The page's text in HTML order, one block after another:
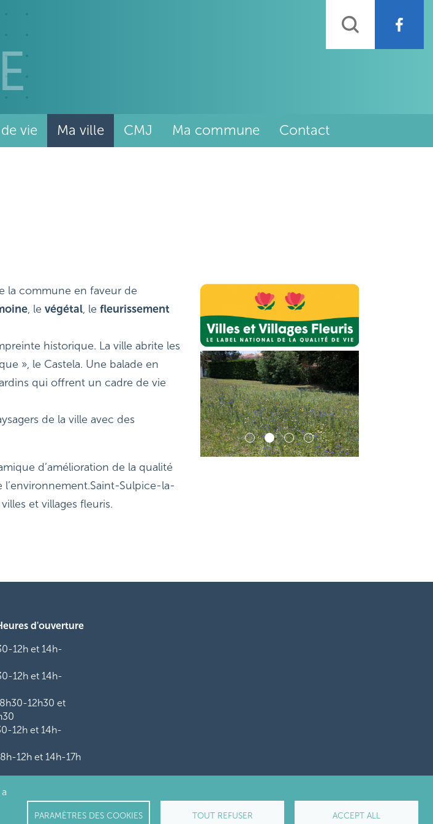
vie Ma ville CMJ Ma commune Contact
la commune en faveur de
, le végétal, le fleurissement
historique. La ville abrite les
», le Castela. Une balade en
qui offrent un cadre de vie
de la ville avec des
d’amélioration de la qualité
Sulpice-la-
et villages fleuris.
PARAMÈTRES DES COOKIES TOUT REFUSER ACCEPT ALL
d'ouverture
12h et 14h-
12h et 14h-
12h30 et
12h et 14h-
12h et 14h-17h
Déclaration d'accessibilité